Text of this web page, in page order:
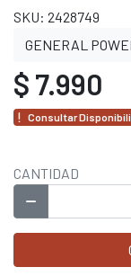
SKU: 2428749
GENERAL
$ 7.990
Consultar
CANTIDAD